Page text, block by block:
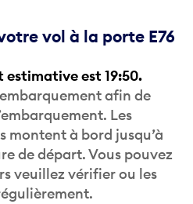
vol à la porte E76
est 19:50.
afin de
Les
montent à bord jusqu’à
de départ. Vous pouvez
veuillez vérifier ou les